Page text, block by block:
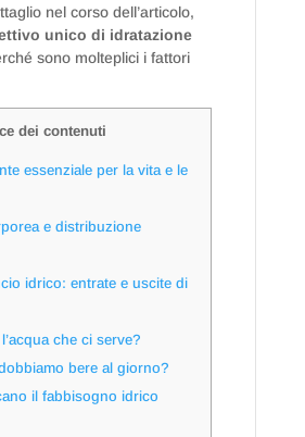
nel corso dell’articolo,
unico di idratazione
sono molteplici i fattori
dei contenuti
essenziale per la vita e le
e distribuzione
idrico: entrate e uscite di
che ci serve?
bere al giorno?
il fabbisogno idrico